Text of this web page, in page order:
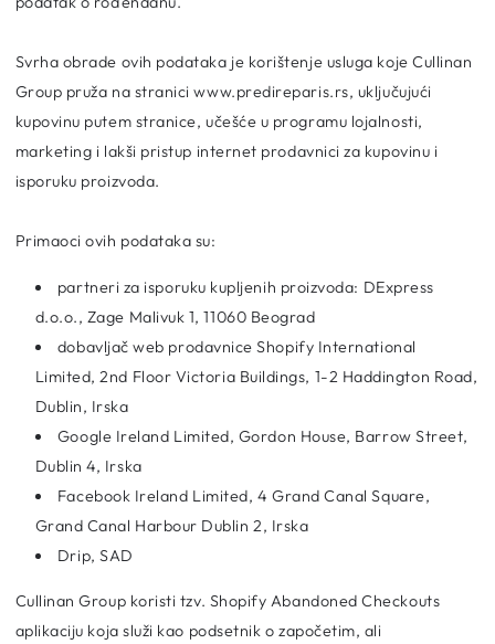
Svrha obrade ovih podataka je korištenje usluga koje Cullinan
Group pruža na stranici www.predireparis.rs, uključujući
kupovinu putem stranice, učešće u programu lojalnosti,
marketing i lakši pristup internet prodavnici za kupovinu i
isporuku proizvoda.
Primaoci ovih podataka su:
partneri za isporuku kupljenih proizvoda: DExpress
d.o.o., Zage Malivuk 1, 11060 Beograd
dobavljač web prodavnice Shopify International
Limited, 2nd Floor Victoria Buildings, 1-2 Haddington Road,
Dublin, Irska
Google Ireland Limited, Gordon House, Barrow Street,
Dublin 4, Irska
Facebook Ireland Limited, 4 Grand Canal Square,
Grand Canal Harbour Dublin 2, Irska
Drip, SAD
Cullinan Group koristi tzv. Shopify Abandoned Checkouts
aplikaciju koja služi kao podsetnik o započetim, ali